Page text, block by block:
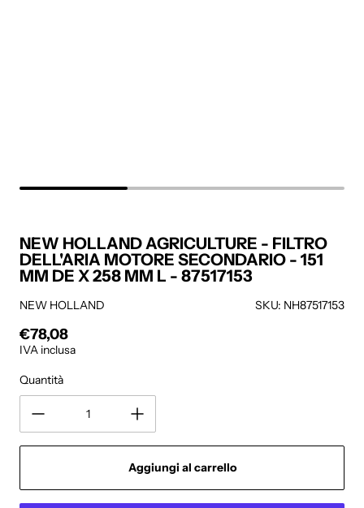
NEW HOLLAND AGRICULTURE - FILTRO
DELL'ARIA MOTORE SECONDARIO - 151
MM DE X 258 MM L - 87517153
NEW HOLLAND
SKU: NH87517153
Prezzo regolare
€78,08
IVA inclusa
Quantità
Aggiungi al carrello